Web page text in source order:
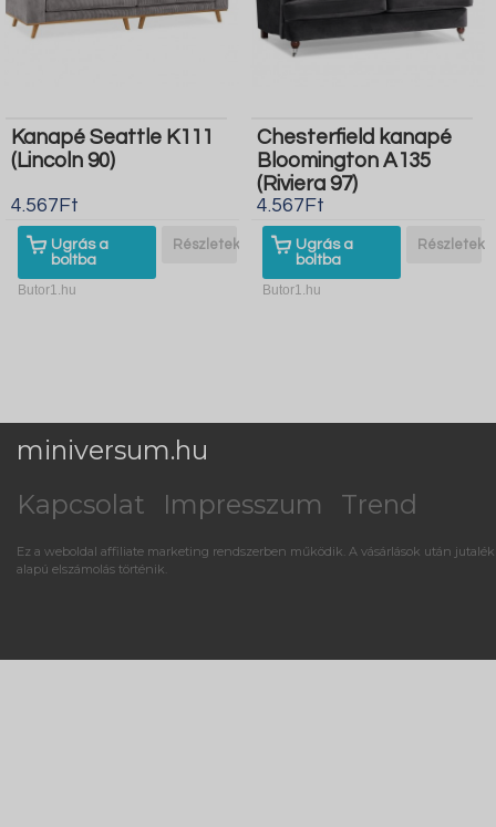
Kanapé Seattle K111
(Lincoln 90)
4.567Ft
Ugrás a
boltba
Részletek
Butor1.hu
Chesterfield kanapé
Bloomington A135
(Riviera 97)
4.567Ft
Ugrás a
boltba
Részletek
Butor1.hu
miniversum.hu
Kapcsolat
Impresszum Trend
Ez a weboldal affiliate marketing rendszerben működik. A vásárlások után jutalék
alapú elszámolás történik.